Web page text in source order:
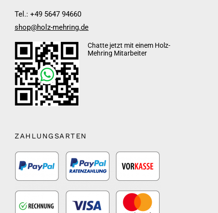
Tel.: +49 5647 94660
shop@holz-mehring.de
Chatte jetzt mit einem Holz-
Mehring Mitarbeiter
ZAHLUNGSARTEN